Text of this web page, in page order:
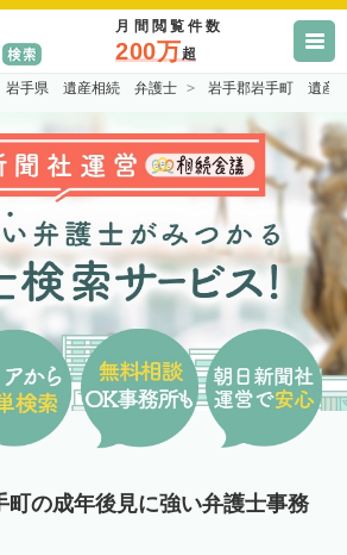
月間閲覧件数
200万超
岩手県 遺産相続 弁護士 岩手郡岩手町 遺産
町の成年後見に強い弁護士事務